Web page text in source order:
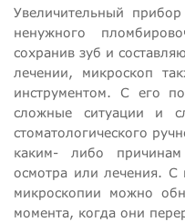
Увеличительный
ненужного
сохранив зуб и
лечении, микроскоп
инструментом. С его
сложные ситуации и
стоматологического
каким- либо причинам
осмотра или лечения. С
микроскопии можно
момента, когда они